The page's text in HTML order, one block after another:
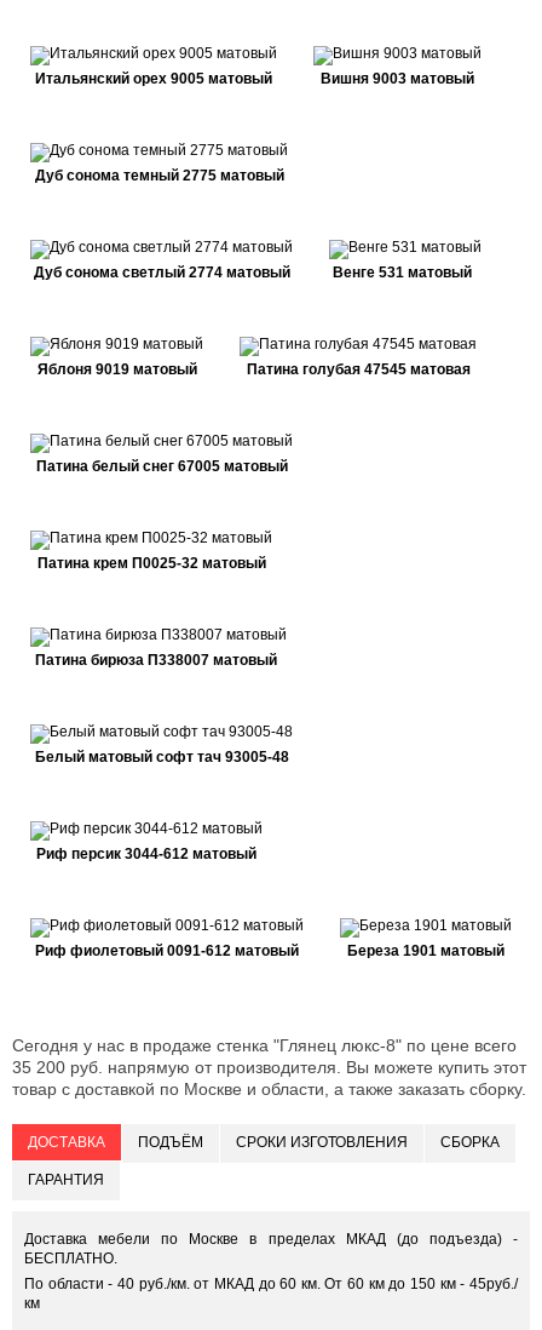
Итальянский орех 9005 матовый Вишня 9003 матовый
Дуб сонома темный 2775 матовый
Дуб сонома светлый 2774 матовый Венге 531 матовый
Яблоня 9019 матовый Патина голубая 47545 матовая
Патина белый снег 67005 матовый
Патина крем П0025-32 матовый
Патина бирюза П338007 матовый
Белый матовый софт тач 93005-48
Риф персик 3044-612 матовый
Риф фиолетовый 0091-612 матовый Береза 1901 матовый
Сегодня у нас в продаже стенка "Глянец люкс-8" по цене всего
35 200 руб. напрямую от производителя. Вы можете купить этот
товар с доставкой по Москве и области, а также заказать сборку.
ДОСТАВКА ПОДЪЁМ СРОКИ ИЗГОТОВЛЕНИЯ СБОРКА
ГАРАНТИЯ
Доставка мебели по Москве в пределах МКАД (до подъезда) -
БЕСПЛАТНО.
По области - 40 руб./км. от МКАД до 60 км. От 60 км до 150 км - 45руб./
км